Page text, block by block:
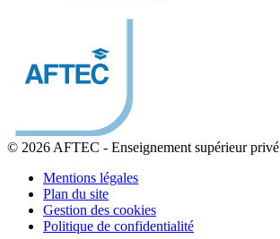
© 2026 AFTEC - Enseignement supérieur privé
Mentions légales
Plan du site
Gestion des cookies
Politique de confidentialité